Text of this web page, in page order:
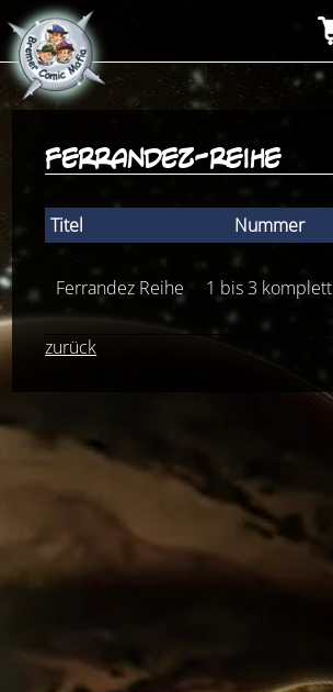
ferrandez-reihe
Titel Nummer
Ferrandez Reihe 1 bis 3 komplett
zurück